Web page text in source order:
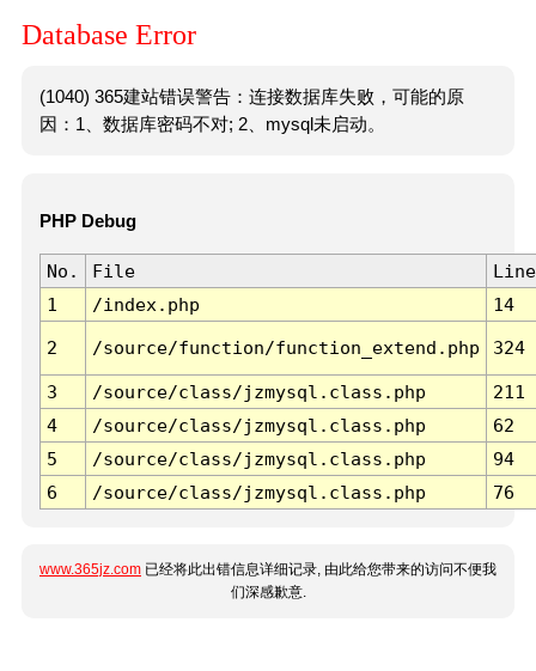
Database Error
(1040) 365建站错误警告：连接数据库失败，可能的原
因：1、数据库密码不对; 2、mysql未启动。
PHP Debug
No. File
Line
1
/index.php 14
2 /source/function/function_extend.php 324
3 /source/class/jzmysql.class.php
211
4
/source/class/jzmysql.class.php
62
5
/source/class/jzmysql.class.php
94
6
/source/class/jzmysql.class.php 76
www.365jz.com 已经将此出错信息详细记录, 由此给您带来的访问不便我
们深感歉意.